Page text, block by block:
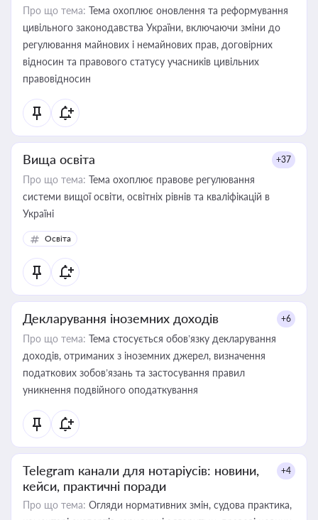
Про що тема: Тема охоплює оновлення та реформування
цивільного законодавства України, включаючи зміни до
регулювання майнових і немайнових прав, договірних
відносин та правового статусу учасників цивільних
правовідносин
Вища освіта +37
Про що тема: Тема охоплює правове регулювання
системи вищої освіти, освітніх рівнів та кваліфікацій в
Україні
Освіта
Декларування іноземних доходів +6
Про що тема: Тема стосується обов’язку декларування
доходів, отриманих з іноземних джерел, визначення
податкових зобов’язань та застосування правил
уникнення подвійного оподаткування
Telegram канали для нотаріусів: новини,
кейси, практичні поради
+4
Про що тема: Огляди нормативних змін, судова практика,